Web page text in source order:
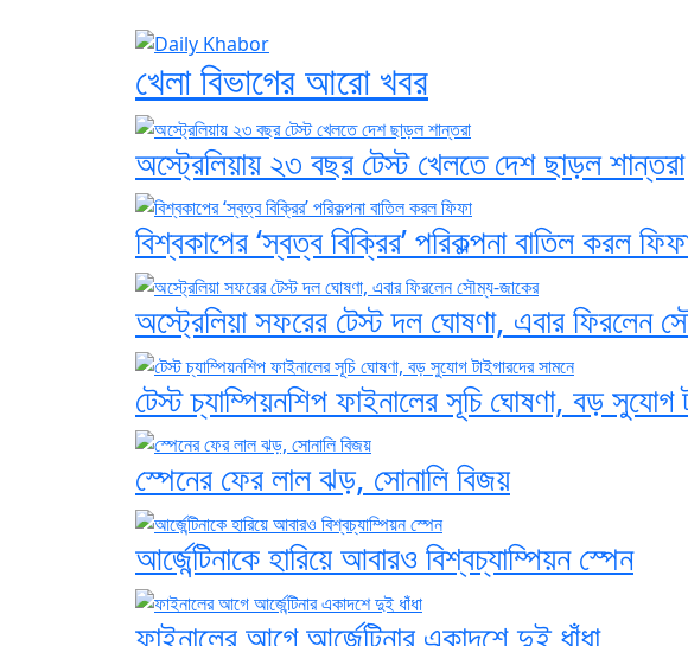
খেলা বিভাগের আরো খবর
অস্ট্রেলিয়ায় ২৩ বছর টেস্ট খেলতে দেশ ছাড়ল শান্তরা
বিশ্বকাপের ‘স্বত্ব বিক্রির’ পরিকল্পনা বাতিল করল
অস্ট্রেলিয়া সফরের টেস্ট দল ঘোষণা, এবার ফিরলেন
টেস্ট চ্যাম্পিয়নশিপ ফাইনালের সূচি ঘোষণা, বড় সুযোগ
স্পেনের ফের লাল ঝড়, সোনালি বিজয়
আর্জেন্টিনাকে হারিয়ে আবারও বিশ্বচ্যাম্পিয়ন স্পেন
ফাইনালের আগে আর্জেন্টিনার একাদশে দুই ধাঁধা